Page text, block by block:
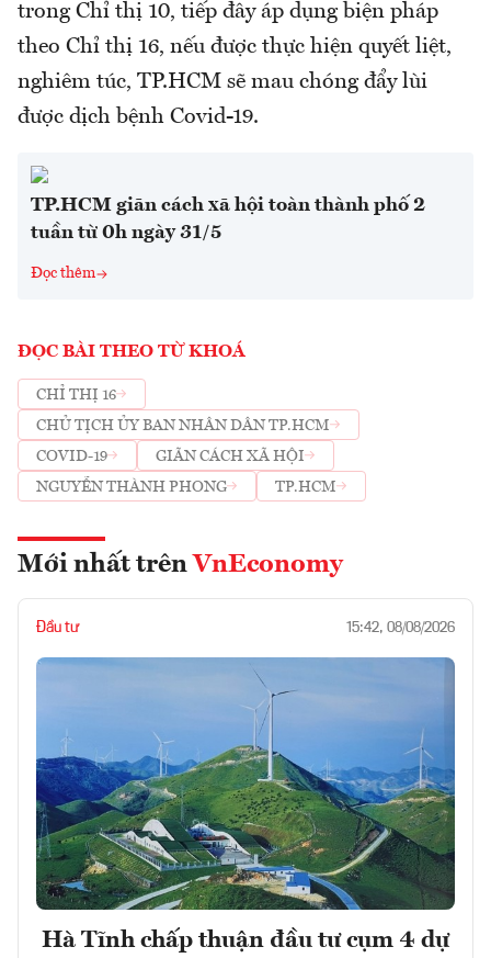
trong Chỉ thị 10, tiếp đây áp dụng biện pháp
theo Chỉ thị 16, nếu được thực hiện quyết liệt,
nghiêm túc, TP.HCM sẽ mau chóng đẩy lùi
được dịch bệnh Covid-19.
TP.HCM giãn cách xã hội toàn thành phố 2
tuần từ 0h ngày 31/5
Đọc thêm
ĐỌC BÀI THEO TỪ KHOÁ
CHỈ THỊ 16
CHỦ TỊCH ỦY BAN NHÂN DÂN TP.HCM
COVID-19
GIÃN CÁCH XÃ HỘI
NGUYỄN THÀNH PHONG
TP.HCM
Mới nhất trên VnEconomy
Đầu tư 15:42, 08/08/2026
Hà Tĩnh chấp thuận đầu tư cụm 4 dự